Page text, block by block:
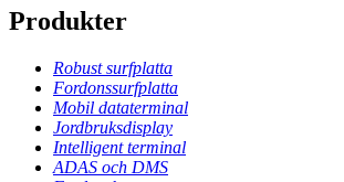
Produkter
Robust surfplatta
Fordonssurfplatta
Mobil dataterminal
Jordbruksdisplay
Intelligent terminal
ADAS och DMS